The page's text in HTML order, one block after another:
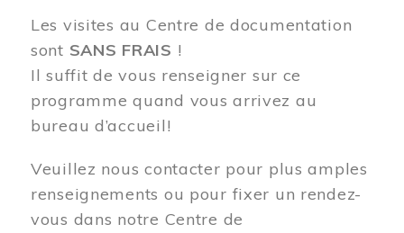
Les visites au Centre de documentation
sont SANS FRAIS !
Il suffit de vous renseigner sur ce
programme quand vous arrivez au
bureau d’accueil!
Veuillez nous contacter pour plus amples
renseignements ou pour fixer un rendez-
vous dans notre Centre de